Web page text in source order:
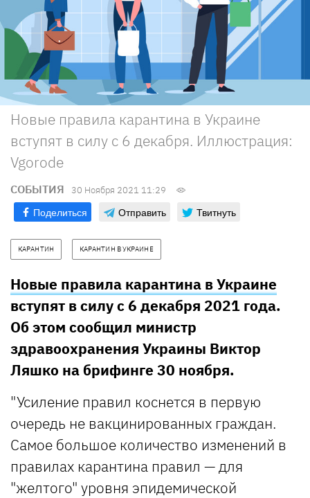
Новые правила карантина в Украине
вступят в силу с 6 декабря. Иллюстрация:
Vgorode
СОБЫТИЯ 30 Ноября 2021 11:29
Поделиться Отправить Твитнуть
КАРАНТИН КАРАНТИН В УКРАИНЕ
Новые правила карантина в Украине
вступят в силу с 6 декабря 2021 года.
Об этом сообщил министр
здравоохранения Украины Виктор
Ляшко на брифинге 30 ноября.
"Усиление правил коснется в первую
очередь не вакцинированных граждан.
Самое большое количество изменений в
правилах карантина правил — для
"желтого" уровня эпидемической